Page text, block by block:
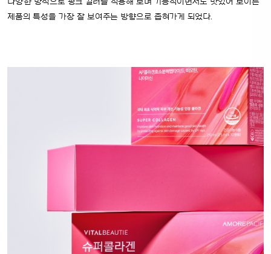
제품의 특성을 가장 잘 보여주는 방향으로 좁혀가게 되었다.